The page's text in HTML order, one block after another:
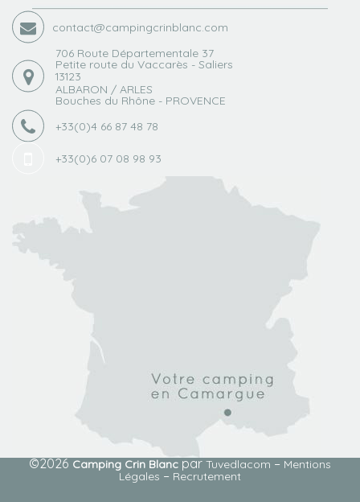
contact@campingcrinblanc.com
706 Route Départementale 37
Petite route du Vaccarès - Saliers
13123
ALBARON / ARLES
Bouches du Rhône - PROVENCE
+33(0)4 66 87 48 78
+33(0)6 07 08 98 93
©2026Camping Crin BlancparTuvedlacom–Mentions
Légales – Recrutement